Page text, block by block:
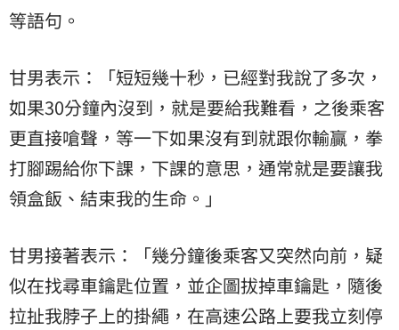
等語句。
甘男表示：「短短幾十秒，已經對我說了多次，
如果30分鐘內沒到，就是要給我難看，之後乘客
更直接嗆聲，等一下如果沒有到就跟你輸贏，拳
打腳踢給你下課，下課的意思，通常就是要讓我
領盒飯、結束我的生命。」
甘男接著表示：「幾分鐘後乘客又突然向前，疑
似在找尋車鑰匙位置，並企圖拔掉車鑰匙，隨後
拉扯我脖子上的掛繩，在高速公路上要我立刻停